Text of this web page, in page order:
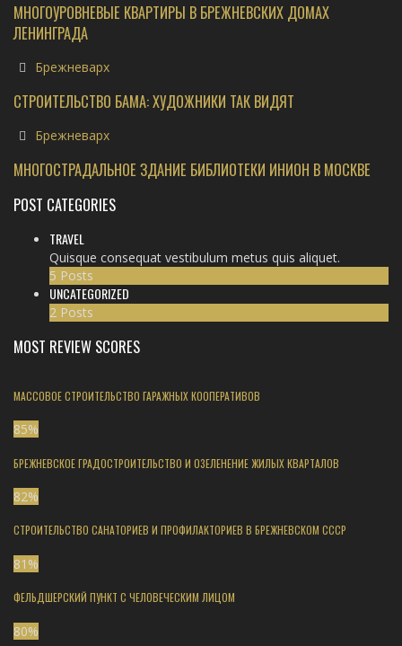
МНОГОУРОВНЕВЫЕ КВАРТИРЫ В БРЕЖНЕВСКИХ ДОМАХ
ЛЕНИНГРАДА
Брежневарх
СТРОИТЕЛЬСТВО БАМА: ХУДОЖНИКИ ТАК ВИДЯТ
Брежневарх
МНОГОСТРАДАЛЬНОЕ ЗДАНИЕ БИБЛИОТЕКИ ИНИОН В МОСКВЕ
POST CATEGORIES
TRAVEL
Quisque consequat vestibulum metus quis aliquet.
5 Posts
UNCATEGORIZED
2 Posts
MOST REVIEW SCORES
МАССОВОЕ СТРОИТЕЛЬСТВО ГАРАЖНЫХ КООПЕРАТИВОВ
85%
БРЕЖНЕВСКОЕ ГРАДОСТРОИТЕЛЬСТВО И ОЗЕЛЕНЕНИЕ ЖИЛЫХ КВАРТАЛОВ
82%
СТРОИТЕЛЬСТВО САНАТОРИЕВ И ПРОФИЛАКТОРИЕВ В БРЕЖНЕВСКОМ СССР
81 %
ФЕЛЬДШЕРСКИЙ ПУНКТ С ЧЕЛОВЕЧЕСКИМ ЛИЦОМ
80%